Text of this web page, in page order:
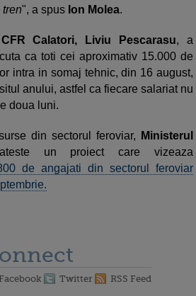
", a spus Ion Molea.
CFR Calatori, Liviu Pescarasu, a
ca toti cei aproximativ 15.000 de
intra in somaj tehnic, din 16 august,
anului, astfel ca fiecare salariat nu
doua luni.
din sectorul feroviar,
Ministerul
un proiect care vizeaza
de angajati din sectorul feroviar
Twitter RSS Feed